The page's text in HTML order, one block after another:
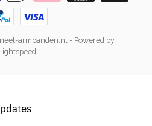
armbanden.nl- Powered by